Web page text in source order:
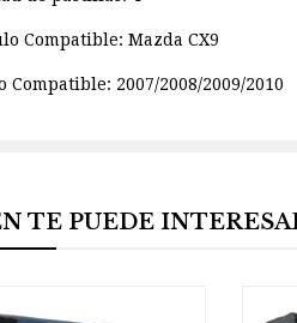
Compatible: Mazda CX9
Compatible: 2007/2008/2009/2010
TE PUEDE